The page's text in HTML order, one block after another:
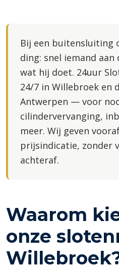
Bij een buitensluiting
ding: snel iemand aan
wat hij doet. 24uur
24/7 in Willebroek en
Antwerpen — voor
cilindervervanging,
meer. Wij geven
prijsindicatie, zonder
achteraf.
Waarom
onze